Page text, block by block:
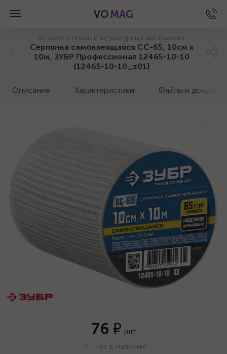
VO MAG
Вспомогательный штукатурный инструмент
Серпянка самоклеящаяся СС-65, 10см х
10м, ЗУБР Профессионал 12465-10-10
{12465-10-10_z01}
Описание Характеристики Файлы и
76 ₽ /шт
Нет в наличии